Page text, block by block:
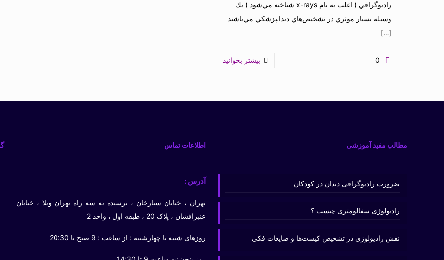
راديوگرافي ( اغلب به نام x-rays شناخته مي‌شود ) يك
وسيله بسيار موثري در تشخيص‌هاي دندانپزشكي مي‌باشند
[…]
0 بیشتر بخوانید
مطالب مفید آموزشی
ضرورت رادیوگرافی دندان در کودکان
رادیولوژی سفالومتری چیست ؟
نقش رادیولوژی در تشخیص کیست‌ها و ضایعات فکی
اطلاعات تماس
آدرس :
تهران ، خیابان ستارخان ، نرسیده به سه راه تهران ویلا ، خیابان
عنبرافشان ، پلاک 20 ، طبقه اول ، واحد 2
روزهای شنبه تا چهارشنبه : از ساعت : 9 صبح تا 20:30